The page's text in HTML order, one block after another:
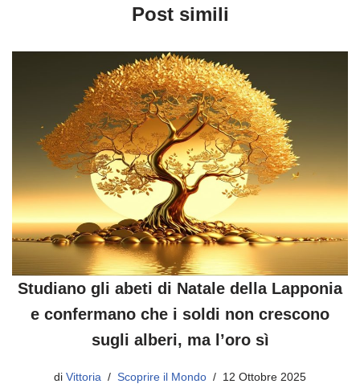
Post simili
Studiano gli abeti di Natale della Lapponia
e confermano che i soldi non crescono
sugli alberi, ma l’oro sì
di Vittoria Scoprire il Mondo 12 Ottobre 2025